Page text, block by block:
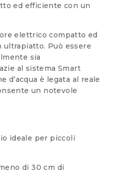
ed efficiente con un
elettrico compatto ed
Può essere
sia
al sistema Smart
d’acqua è legata al reale
un notevole
ideale per piccoli
di 30 cm di